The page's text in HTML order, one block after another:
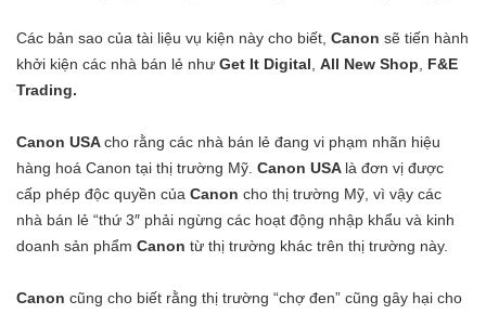
Các bản sao của tài liệu vụ kiện này cho biết, Canon sẽ tiến hành
khởi kiện các nhà bán lẻ như Get It Digital, All New Shop, F&E
Trading.
Canon USAcho rằng các nhà bán lẻ đang vi phạm nhãn hiệu
hàng hoá Canon tại thị trường Mỹ. Canon USA là đơn vị được
cấp phép độc quyền của Canon cho thị trường Mỹ, vì vậy các
nhà bán lẻ “thứ 3″ phải ngừng các hoạt động nhập khẩu và kinh
doanh sản phẩm Canon từ thị trường khác trên thị trường này.
Canon cũng cho biết rằng thị trường “chợ đen” cũng gây hại cho